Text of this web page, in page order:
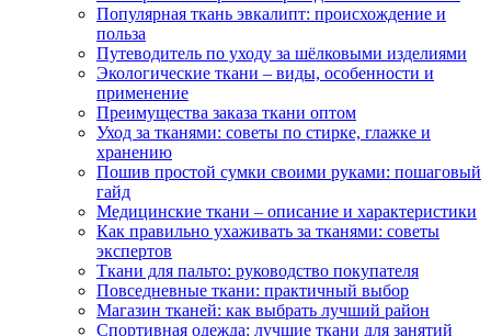
Популярная ткань эвкалипт: происхождение и
польза
Путеводитель по уходу за шёлковыми изделиями
Экологические ткани – виды, особенности и
применение
Преимущества заказа ткани оптом
Уход за тканями: советы по стирке, глажке и
хранению
Пошив простой сумки своими руками: пошаговый
гайд
Медицинские ткани – описание и характеристики
Как правильно ухаживать за тканями: советы
экспертов
Ткани для пальто: руководство покупателя
Повседневные ткани: практичный выбор
Магазин тканей: как выбрать лучший район
Спортивная одежда: лучшие ткани для занятий